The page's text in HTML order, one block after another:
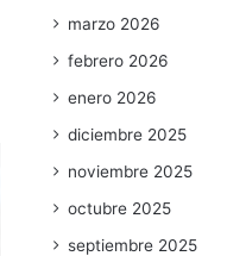
marzo 2026
febrero 2026
enero 2026
diciembre 2025
noviembre 2025
octubre 2025
septiembre 2025